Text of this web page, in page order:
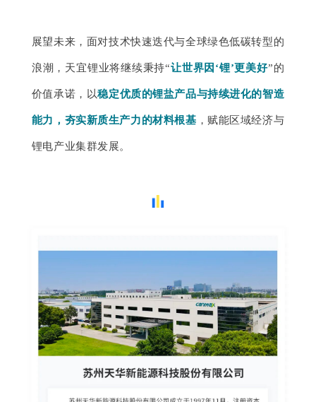
展望未来，面对技术快速迭代与全球绿色低碳转型的
浪潮，天宜锂业将继续秉持“让世界因‘锂’更美好”的
价值承诺，以稳定优质的锂盐产品与持续进化的智造
能力，夯实新质生产力的材料根基 ，赋能区域经济与
锂电产业集群发展。